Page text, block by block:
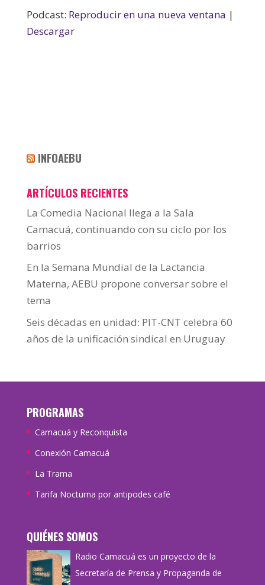
Podcast: Reproducir en una nueva ventana |
Descargar
INFOAEBU
ARTÍCULOS RECIENTES
La Comedia Nacional llega a la Sala
Camacuá, continuando con su ciclo por los
barrios
En la Semana Mundial de la Lactancia
Materna, AEBU propone conversar sobre el
tema
Seis décadas en unidad: PIT-CNT celebra 60
años de la unificación sindical en Uruguay
PROGRAMAS
Camacuá y Reconquista
Conexión Camacuá
La Trama
Tarifa Nocturna por antipodes café
QUIÉNES SOMOS
Radio Camacuá es un proyecto de la
Secretaría de Prensa y Propaganda de